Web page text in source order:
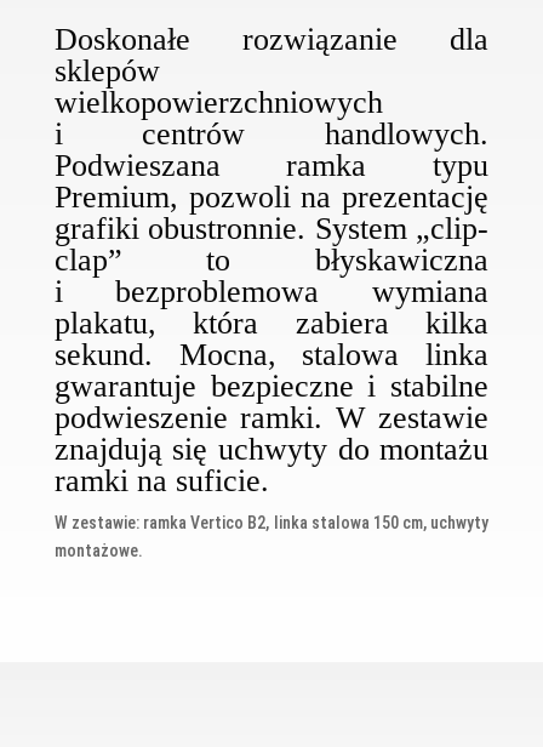
Doskonałe rozwiązanie dla
sklepów
wielkopowierzchniowych
i centrów handlowych.
Podwieszana ramka typu
Premium, pozwoli na prezentację
grafiki obustronnie. System „clip-
clap” to błyskawiczna
i bezproblemowa wymiana
plakatu, która zabiera kilka
sekund. Mocna, stalowa linka
gwarantuje bezpieczne i stabilne
podwieszenie ramki. W zestawie
znajdują się uchwyty do montażu
ramki na suficie.
W zestawie: ramka Vertico B2, linka stalowa 150 cm, uchwyty
montażowe.